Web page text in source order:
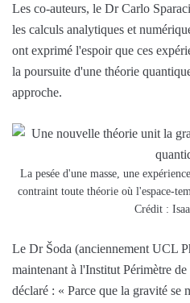
Les co-auteurs, le Dr Carlo
les calculs analytiques et
ont exprimé l'espoir que ces
la poursuite d'une théorie
approche.
La pesée d'une masse, une
contraint toute théorie où l'espace-
Crédit :
Le Dr Šoda (anciennement UCL
maintenant à l'Institut Périmètre
déclaré : « Parce que la gravité se